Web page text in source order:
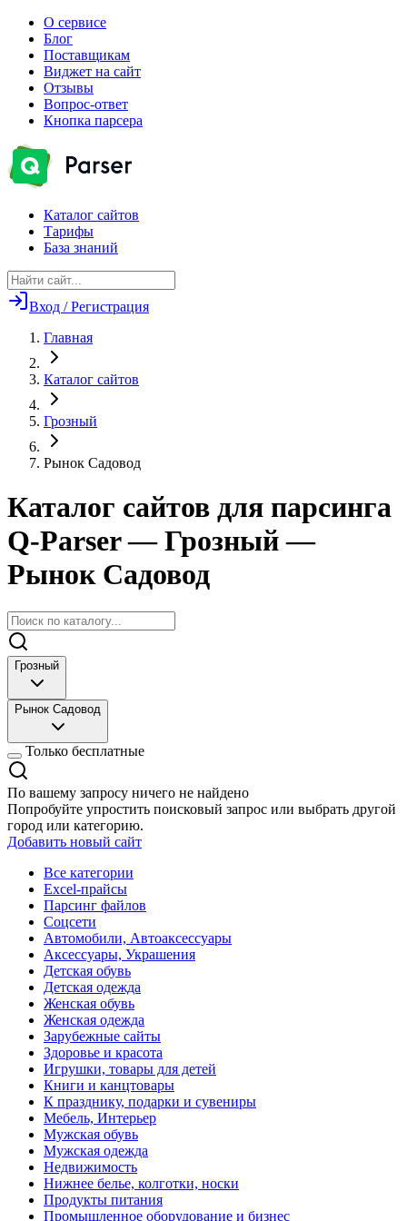
О сервисе
Блог
Поставщикам
Виджет на сайт
Отзывы
Вопрос-ответ
Кнопка парсера
Каталог сайтов
Тарифы
База знаний
Вход / Регистрация
Главная
Каталог сайтов
Грозный
Рынок Садовод
Каталог сайтов для парсинга
Q-Parser— Грозный —
Рынок Садовод
Грозный
Рынок Садовод
Только бесплатные
По вашему запросу ничего не найдено
Попробуйте упростить поисковый запрос или выбрать другой
город или категорию.
Добавить новый сайт
Все категории
Excel-прайсы
Парсинг файлов
Соцсети
Автомобили, Автоаксессуары
Аксессуары, Украшения
Детская обувь
Детская одежда
Женская обувь
Женская одежда
Зарубежные сайты
Здоровье и красота
Игрушки, товары для детей
Книги и канцтовары
К празднику, подарки и сувениры
Мебель, Интерьер
Мужская обувь
Мужская одежда
Недвижимость
Нижнее белье, колготки, носки
Продукты питания
Промышленное оборудование и бизнес